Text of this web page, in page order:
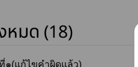
มด (18)
๑(แก้ไขคำผิดแล้ว)